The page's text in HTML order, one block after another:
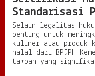
Standarisasi
Selain legalitas
penting untuk
kuliner atau produk
halal dari BPJPH
tambah yang